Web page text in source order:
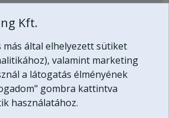
postai úton utánvétellel
postai úton banki átutalással
postai úton bankkártyás
postai úton szépkártyás
Kft.
más által elhelyezett sütiket
valamint marketing
a látogatás élményének
gombra kattintva
használatához.